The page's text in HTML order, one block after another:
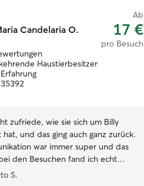
Candelaria O.
Ab
17 €
pro Besuch
Haustierbesitzer
zufriede, wie sie sich um Billy
und das ging auch ganz zurück.
war immer super und das
den Besuchen fand ich echt
S.